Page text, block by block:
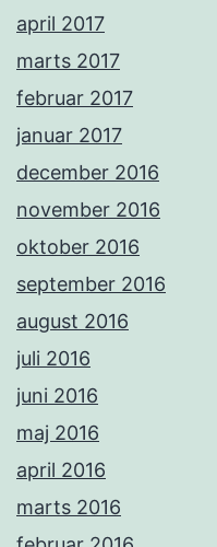
april 2017
marts 2017
februar 2017
januar 2017
december 2016
november 2016
oktober 2016
september 2016
august 2016
juli 2016
juni 2016
maj 2016
april 2016
marts 2016